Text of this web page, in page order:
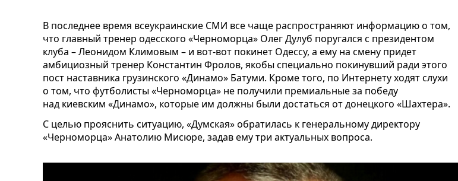
В последнее время всеукраинские СМИ все чаще распространяют информацию о том,
что главный тренер одесского «Черноморца» Олег Дулуб поругался с президентом
клуба – Леонидом Климовым – и вот-вот покинет Одессу, а ему на смену придет
амбициозный тренер Константин Фролов, якобы специально покинувший ради этого
пост наставника грузинского «Динамо» Батуми. Кроме того, по Интернету ходят слухи
о том, что футболисты «Черноморца» не получили премиальные за победу
над киевским «Динамо», которые им должны были достаться от донецкого «Шахтера».
С целью прояснить ситуацию, «Думская» обратилась к генеральному директору
«Черноморца» Анатолию Мисюре, задав ему три актуальных вопроса.